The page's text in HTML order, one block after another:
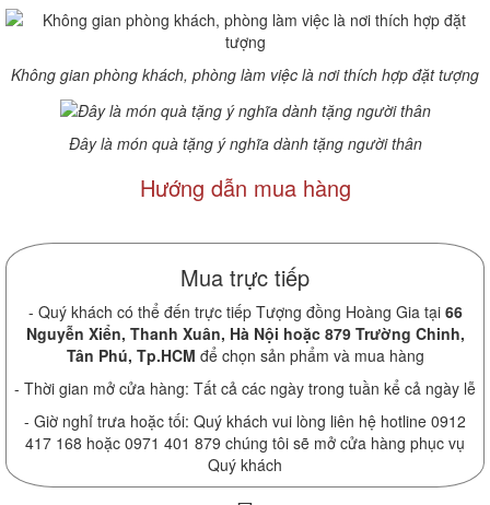
Không gian phòng khách, phòng làm việc là nơi thích hợp đặt tượng
Đây là món quà tặng ý nghĩa dành tặng người thân
Hướng dẫn mua hàng
Mua trực tiếp
- Quý khách có thể đến trực tiếp Tượng đồng Hoàng Gia tại 66
Nguyễn Xiển, Thanh Xuân, Hà Nội hoặc 879 Trường Chinh,
Tân Phú, Tp.HCM để chọn sản phẩm và mua hàng
- Thời gian mở cửa hàng: Tất cả các ngày trong tuần kể cả ngày lễ
- Giờ nghỉ trưa hoặc tối: Quý khách vui lòng liên hệ hotline 0912
417 168 hoặc 0971 401 879 chúng tôi sẽ mở cửa hàng phục vụ
Quý khách